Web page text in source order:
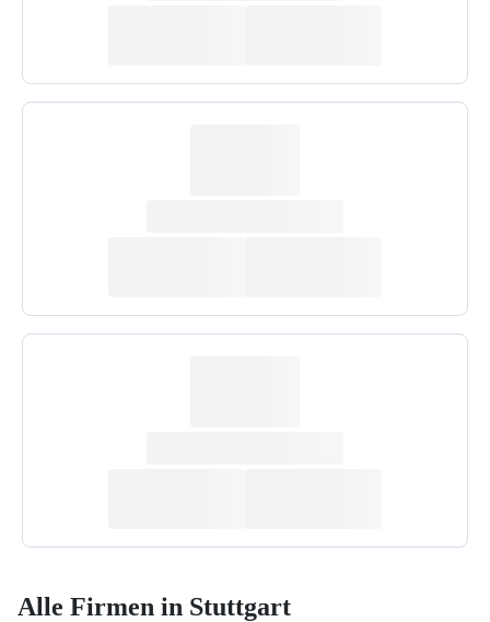
Alle Firmen in Stuttgart